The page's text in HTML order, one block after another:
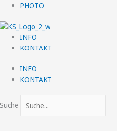
PHOTO
INFO
KONTAKT
INFO
KONTAKT
Suche